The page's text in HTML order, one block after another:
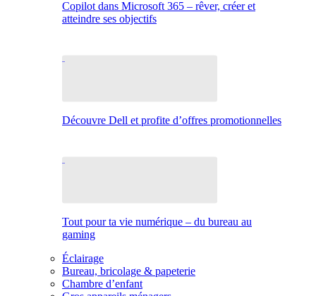
Copilot dans Microsoft 365 – rêver, créer et
atteindre ses objectifs
Découvre Dell et profite d’offres promotionnelles
Tout pour ta vie numérique – du bureau au
gaming
Éclairage
Bureau, bricolage & papeterie
Chambre d’enfant